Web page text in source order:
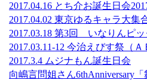
2017.04.16 とち介お誕生日会
2017.04.02 東京ゆるキャラ大集
2017.03.18 第3回 いなりんピッ
2017.03.11-12 今治えびす祭（Ａ
2017.3.4 ムジナもん誕生日会
向嶋言問姐さん6thAnniversary